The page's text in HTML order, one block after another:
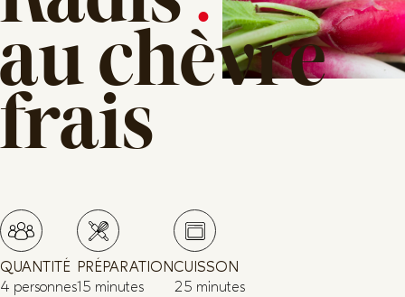
au chèvre
frais
QUANTITÉ
4 personnes
PRÉPARATION
15 minutes
CUISSON
25 minutes